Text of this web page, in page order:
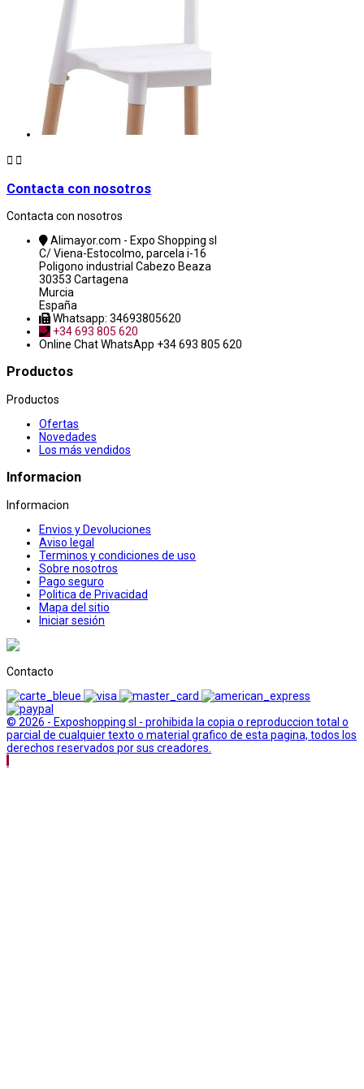
 
Contacta con nosotros
Contacta con nosotros
Alimayor.com - Expo Shopping sl
C/ Viena-Estocolmo, parcela i-16
Poligono industrial Cabezo Beaza
30353 Cartagena
Murcia
España
Whatsapp: 34693805620
+34 693 805 620
Online ChatWhatsApp +34 693 805 620
Productos
Productos
Ofertas
Novedades
Los más vendidos
Informacion
Informacion
Envios y Devoluciones
Aviso legal
Terminos y condiciones de uso
Sobre nosotros
Pago seguro
Politica de Privacidad
Mapa del sitio
Iniciar sesión
Contacto
© 2026 - Exposhopping sl - prohibida la copia o reproduccion total o
parcial de cualquier texto o material grafico de esta pagina, todos los
derechos reservados por sus creadores.